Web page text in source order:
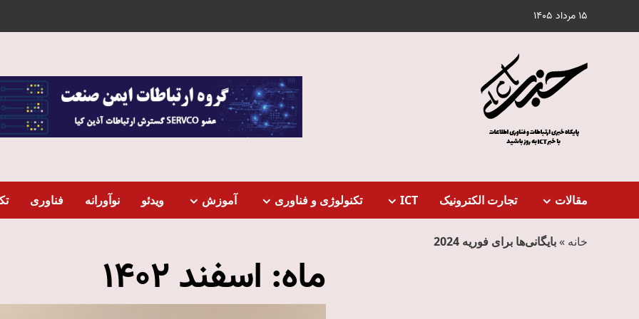
15 مرداد 1405
مقالات تجارت الکترونیک ICT تکنولوژی و فناوری آموزش ویدئو نوآورانه فناوری
خانه »بایگانی‌ها برای فوریه 2024
ماه: اسفند 1402